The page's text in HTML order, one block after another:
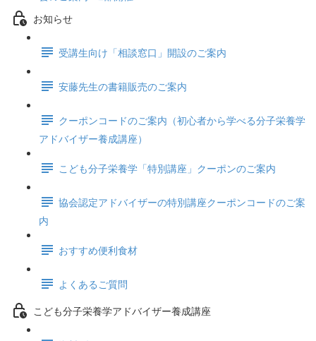
お知らせ
受講生向け「相談窓口」開設のご案内
安藤先生の書籍販売のご案内
クーポンコードのご案内（初心者から学べる分子栄養学
アドバイザー養成講座）
こども分子栄養学「特別講座」クーポンのご案内
協会認定アドバイザーの特別講座クーポンコードのご案
内
おすすめ便利食材
よくあるご質問
こども分子栄養学アドバイザー養成講座